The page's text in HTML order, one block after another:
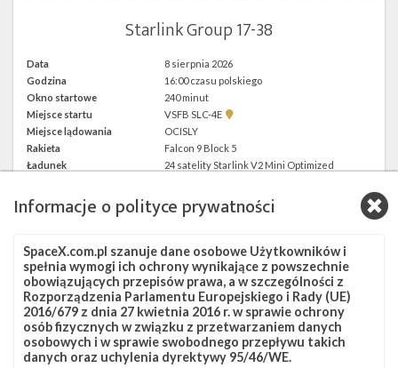
Starlink Group 17-38
Data
8 sierpnia 2026
Godzina
16:00 czasu polskiego
Okno startowe
240 minut
Miejsce startu
VSFB SLC-4E
Pokaż
SLC-
4E w
Google
Miejsce lądowania
OCISLY
Rakieta
Falcon 9 Block 5
Ładunek
24 satelity Starlink V2 Mini Optimized
Informacje o polityce prywatności
SpaceX.com.pl szanuje dane osobowe Użytkowników i
spełnia wymogi ich ochrony wynikające z powszechnie
obowiązujących przepisów prawa, a w szczególności z
Rozporządzenia Parlamentu Europejskiego i Rady (UE)
2016/679 z dnia 27 kwietnia 2016 r. w sprawie ochrony
osób fizycznych w związku z przetwarzaniem danych
osobowych i w sprawie swobodnego przepływu takich
danych oraz uchylenia dyrektywy 95/46/WE.